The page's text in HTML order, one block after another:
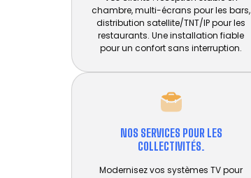
chambre, multi-écrans pour les bars,
distribution satellite/TNT/IP pour les
restaurants. Une installation fiable
pour un confort sans interruption.
NOS SERVICES POUR LES
COLLECTIVITÉS.
Modernisez vos systèmes TV pour